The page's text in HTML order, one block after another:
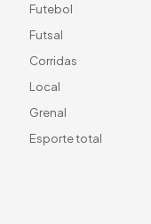
Futebol
Futsal
Corridas
Local
Grenal
Esporte total